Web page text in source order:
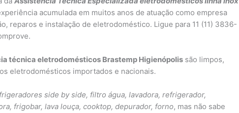
acumulada em muitos anos de atuação como empresa
reparos e instalação de eletrodoméstico. Ligue para 11 (11) 3836-
técnica eletrodomésticos Brastemp Higienópolis são limpos,
eletrodomésticos importados e nacionais.
side by side, filtro água, lavadora, refrigerador,
frigobar, lava louça, cooktop, depurador, forno, mas não sabe